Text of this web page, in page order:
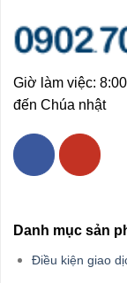
Giờ làm việc:
đến Chúa nhật
Danh mục sản
Điều kiện giao